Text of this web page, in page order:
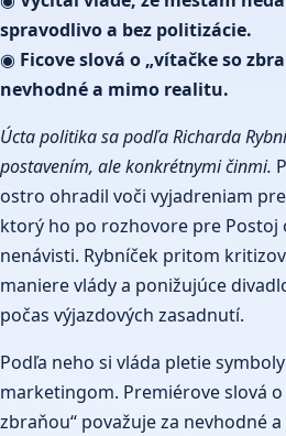
spravodlivo a bez politizácie.
◉ Ficove slová o „vítačke so
nevhodné a mimo realitu.
Úcta politika sa podľa Richarda
postavením, ale konkrétnymi činmi.
ostro ohradil voči vyjadreniam
ktorý ho po rozhovore pre Postoj
nenávisti. Rybníček pritom
maniere vlády a ponižujúce
počas výjazdových zasadnutí.
Podľa neho si vláda pletie
marketingom. Premiérove slová o
zbraňou“ považuje za nevhodné